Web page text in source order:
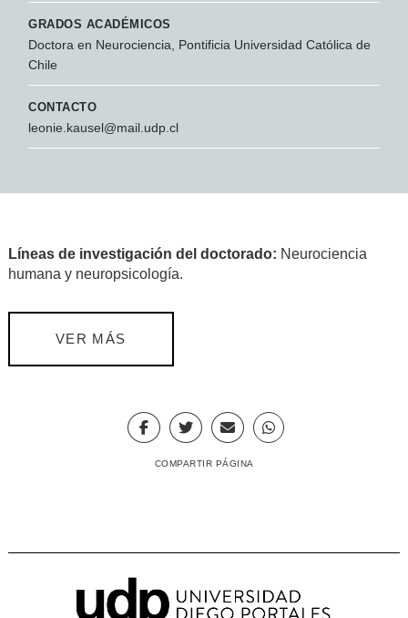
GRADOS ACADÉMICOS
Doctora en Neurociencia, Pontificia Universidad Católica de
Chile
CONTACTO
leonie.kausel@mail.udp.cl
Líneas de investigación del doctorado: Neurociencia
humana y neuropsicología.
VER MÁS
COMPARTIR PÁGINA